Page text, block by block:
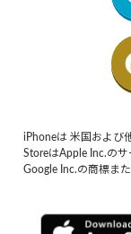
iPhoneは 米国および
StoreはApple Inc.のサ
Google Inc.の商標ま